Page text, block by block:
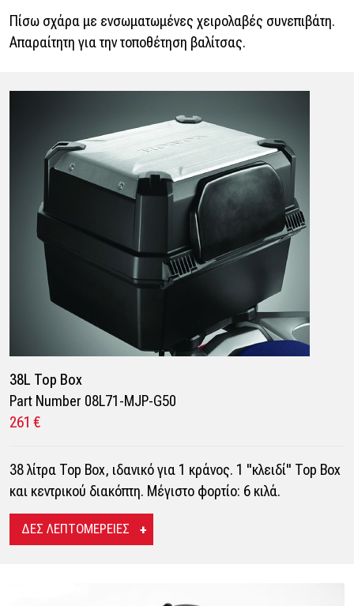
Πίσω σχάρα με ενσωματωμένες χειρολαβές συνεπιβάτη.
Απαραίτητη για την τοποθέτηση βαλίτσας.
38L Top Box
Part Number 08L71-MJP-G50
261 €
38 λίτρα Top Box, ιδανικό για 1 κράνος. 1 "κλειδί" Top Box
και κεντρικού διακόπτη. Μέγιστο φορτίο: 6 κιλά.
ΔΕΣ ΛΕΠΤΟΜΕΡΕΙΕΣ